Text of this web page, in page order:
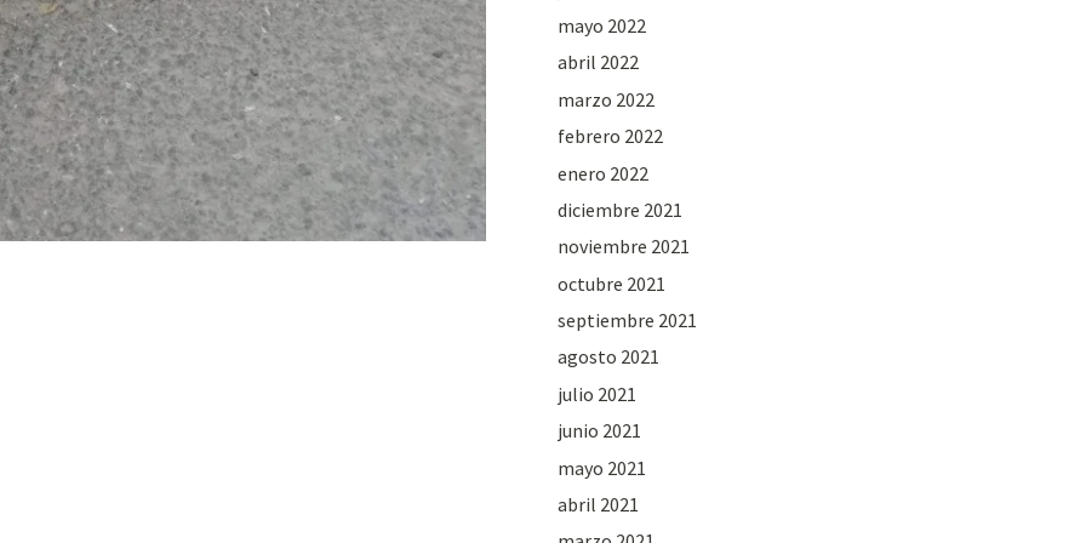
mayo 2022
abril 2022
marzo 2022
febrero 2022
enero 2022
diciembre 2021
noviembre 2021
octubre 2021
septiembre 2021
agosto 2021
julio 2021
junio 2021
mayo 2021
abril 2021